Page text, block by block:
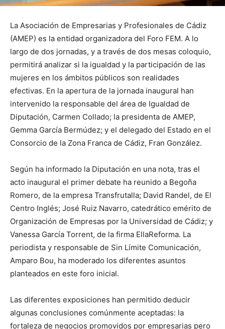
La Asociación de Empresarias y Profesionales de Cádiz
(AMEP) es la entidad organizadora del Foro FEM. A lo
largo de dos jornadas, y a través de dos mesas coloquio,
permitirá analizar si la igualdad y la participación de las
mujeres en los ámbitos públicos son realidades
efectivas. En la apertura de la jornada inaugural han
intervenido la responsable del área de Igualdad de
Diputación, Carmen Collado; la presidenta de AMEP,
Gemma García Bermúdez; y el delegado del Estado en el
Consorcio de la Zona Franca de Cádiz, Fran González.
Según ha informado la Diputación en una nota, tras el
acto inaugural el primer debate ha reunido a Begoña
Romero, de la empresa Transfrutalla; David Randel, de El
Centro Inglés; José Ruiz Navarro, catedrático emérito de
Organización de Empresas por la Universidad de Cádiz; y
Vanessa García Torrent, de la firma EllaReforma. La
periodista y responsable de Sin Límite Comunicación,
Amparo Bou, ha moderado los diferentes asuntos
planteados en este foro inicial.
Las diferentes exposiciones han permitido deducir
algunas conclusiones comúnmente aceptadas: la
fortaleza de negocios promovidos por empresarias pero